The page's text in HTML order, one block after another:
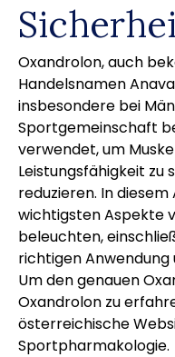
Oxandrolon, auch
Handelsnamen
insbesondere bei
Sportgemeinschaft
verwendet, um
Leistungsfähigkeit zu
reduzieren. In
wichtigsten Aspekte
beleuchten,
richtigen
Um den genauen
Oxandrolon zu
österreichische
Sportpharmakologie.